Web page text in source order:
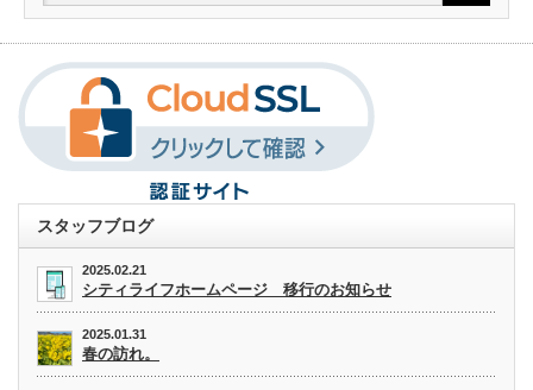
スタッフブログ
2025.02.21
シティライフホームページ 移行のお知らせ
2025.01.31
春の訪れ。